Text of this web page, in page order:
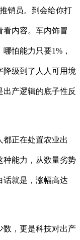
销员。到会给你打
看内容。车内饰冒
怕能力只要1%，
降级到了人人可用境
产逻辑的底子性反
正在处置农业出
种能力，从数量劣势
话就是，涨幅高达
，更是科技对出产